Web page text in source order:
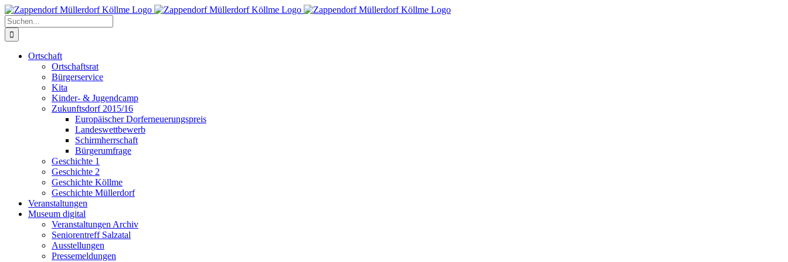
Zum
Inhalt
springen
Suche
nach:
Ortschaft
Ortschaftsrat
Bürgerservice
Kita
Kinder- & Jugendcamp
Zukunftsdorf 2015/16
Europäischer Dorferneuerungspreis
Landeswettbewerb
Schirmherrschaft
Bürgerumfrage
Geschichte 1
Geschichte 2
Geschichte Köllme
Geschichte Müllerdorf
Veranstaltungen
Museum digital
Veranstaltungen Archiv
Seniorentreff Salzatal
Ausstellungen
Pressemeldungen